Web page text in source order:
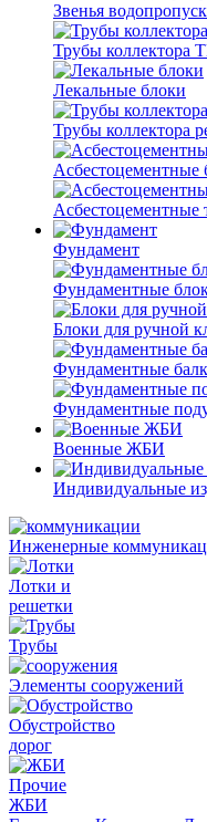
Звенья
Трубы коллектора
Лекальные блоки
Трубы коллектора
Асбестоцементные
Фундамент
Фундаментные
Блоки для ручной
Фундаментные
Фундаментные
Военные ЖБИ
Индивидуальные
Инженерные
Лотки и
решетки
Трубы
Элементы сооружений
Обустройство
дорог
Прочие
ЖБИ